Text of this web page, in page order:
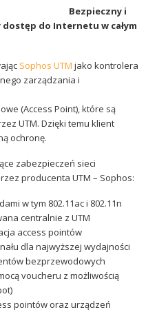
Bezpieczny i
do Internetu w całym
Sophos UTM jako kontrolera
zarządzania i
(Access Point), które są
UTM. Dzięki temu klient
ochronę.
zabezpieczeń sieci
producenta UTM – Sophos:
w tym 802.11ac i 802.11n
centralnie z UTM
access pointów
dla najwyższej wydajności
bezprzewodowych
voucheru z możliwością
pointów oraz urządzeń